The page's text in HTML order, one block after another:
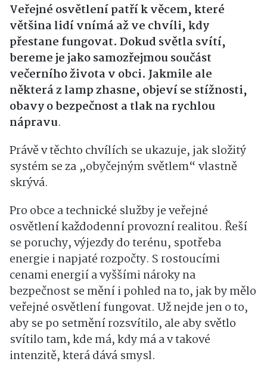
Veřejné osvětlení patří k věcem, které
většina lidí vnímá až ve chvíli, kdy
přestane fungovat. Dokud světla svítí,
bereme je jako samozřejmou součást
večerního života v obci. Jakmile ale
některá z lamp zhasne, objeví se stížnosti,
obavy o bezpečnost a tlak na rychlou
nápravu.
Právě v těchto chvílích se ukazuje, jak složitý
systém se za „obyčejným světlem“ vlastně
skrývá.
Pro obce a technické služby je veřejné
osvětlení každodenní provozní realitou. Řeší
se poruchy, výjezdy do terénu, spotřeba
energie i napjaté rozpočty. S rostoucími
cenami energií a vyššími nároky na
bezpečnost se mění i pohled na to, jak by mělo
veřejné osvětlení fungovat. Už nejde jen o to,
aby se po setmění rozsvítilo, ale aby světlo
svítilo tam, kde má, kdy má a v takové
intenzitě, která dává smysl.